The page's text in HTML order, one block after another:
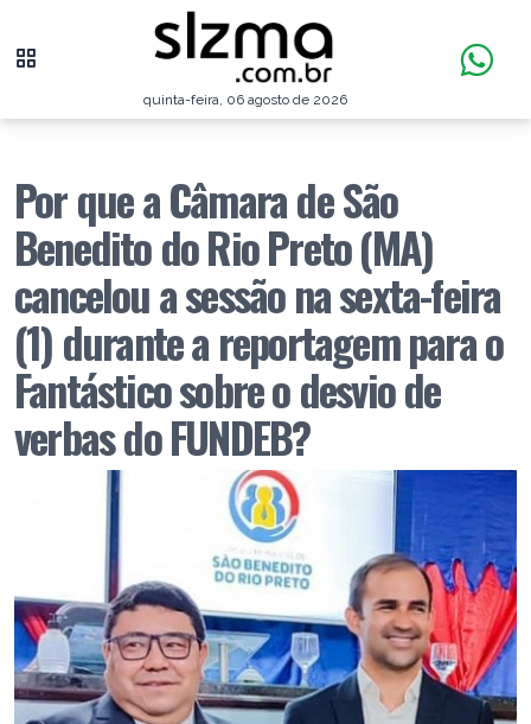
quinta-feira, 06 agosto de 2026
Por que a Câmara de São
Benedito do Rio Preto (MA)
cancelou a sessão na sexta-feira
(1) durante a reportagem para o
Fantástico sobre o desvio de
verbas do FUNDEB?